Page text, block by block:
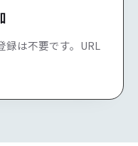
録は不要です。URL